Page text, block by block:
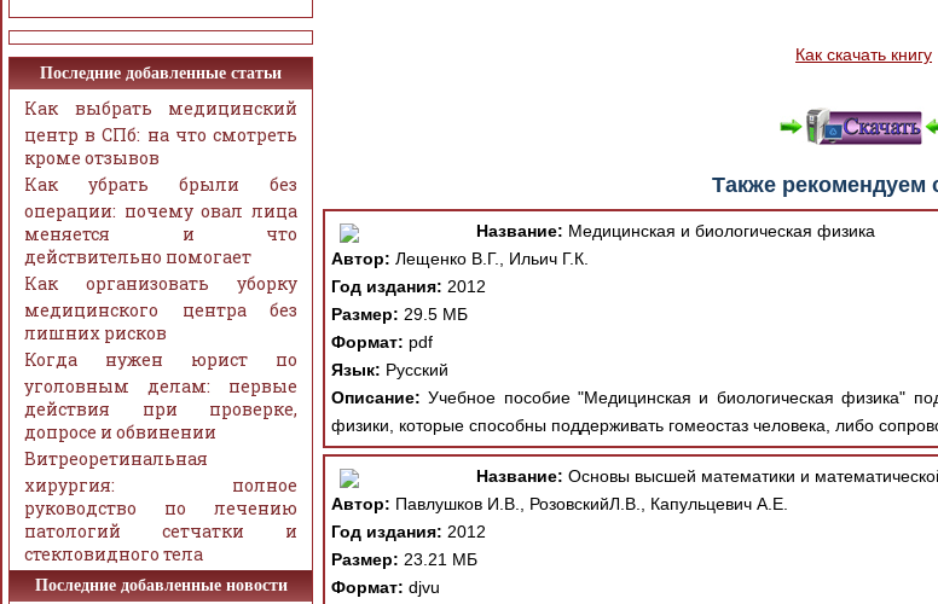
Как скачать книгу
Также рекомендуем
Название: Медицинская и биологическая физика
Автор: Лещенко В.Г., Ильич Г.К.
Год издания: 2012
Размер: 29.5 МБ
Формат: pdf
Язык: Русский
Описание: Учебное пособие "Медицинская и биологическая физика"
физики, которые способны поддерживать гомеостаз человека, либо
Название: Основы высшей математики и
Автор: Павлушков И.В., РозовскийЛ.В., Капульцевич А.Е.
Год издания: 2012
Размер: 23.21 МБ
Формат: djvu
Последние добавленные статьи
Как выбрать медицинский
центр в СПб: на что смотреть
кроме отзывов
Как убрать брыли без
операции: почему овал лица
меняется и что
действительно помогает
Как организовать уборку
медицинского центра без
лишних рисков
Когда нужен юрист по
уголовным делам: первые
действия при проверке,
допросе и обвинении
Витреоретинальная
хирургия: полное
руководство по лечению
патологий сетчатки и
стекловидного тела
Последние добавленные новости